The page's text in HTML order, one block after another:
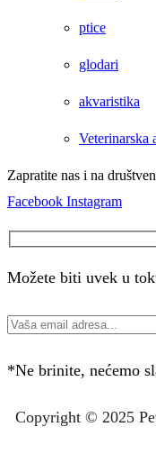
ptice
glodari
akvaristika
Veterinarska
Zapratite nas i na
Facebook Instagram
Možete biti uvek u
*Ne brinite, nećemo
Copyright © 2025 P